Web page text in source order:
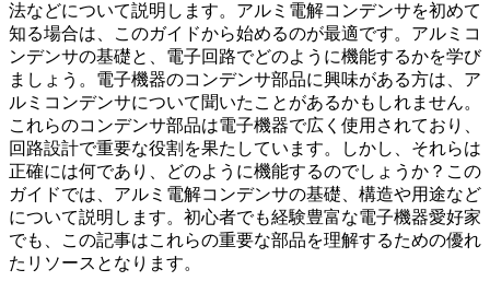
法などについて説明します。アルミ電解コンデンサを初めて
知る場合は、このガイドから始めるのが最適です。アルミコ
ンデンサの基礎と、電子回路でどのように機能するかを学び
ましょう。電子機器のコンデンサ部品に興味がある方は、ア
ルミコンデンサについて聞いたことがあるかもしれません。
これらのコンデンサ部品は電子機器で広く使用されており、
回路設計で重要な役割を果たしています。しかし、それらは
正確には何であり、どのように機能するのでしょうか？この
ガイドでは、アルミ電解コンデンサの基礎、構造や用途など
について説明します。初心者でも経験豊富な電子機器愛好家
でも、この記事はこれらの重要な部品を理解するための優れ
たリソースとなります。